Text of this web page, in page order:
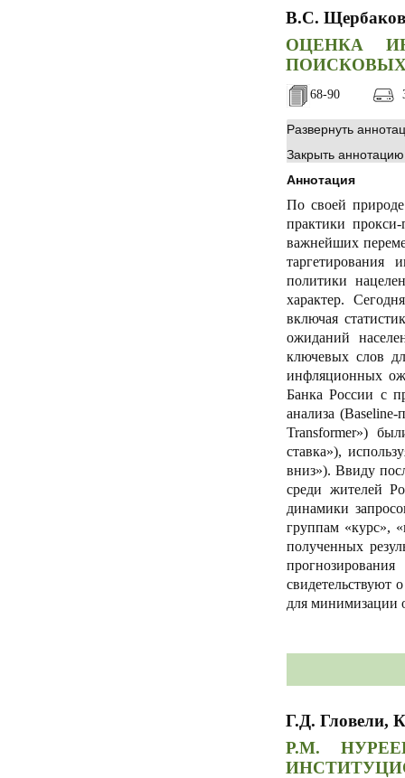
В.С.
ОЦЕНКА
ПОИСКОВЫХ
68-90
Развернуть
Закрыть аннотацию
Аннотация
По своей
практики
важнейших
таргетирования
политики
характер.
включая
ожиданий
ключевых слов
инфляционных
Банка России с
анализа
Transformer»)
ставка»),
вниз»). Ввиду
среди жителей
динамики
группам «курс»,
полученных
свидетельствуют
для минимизации
Г.Д. Гловели,
Р.М.